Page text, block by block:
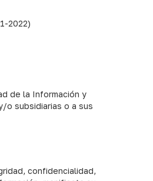
2022)
de la Información y
o subsidiarias o a sus
confidencialidad,